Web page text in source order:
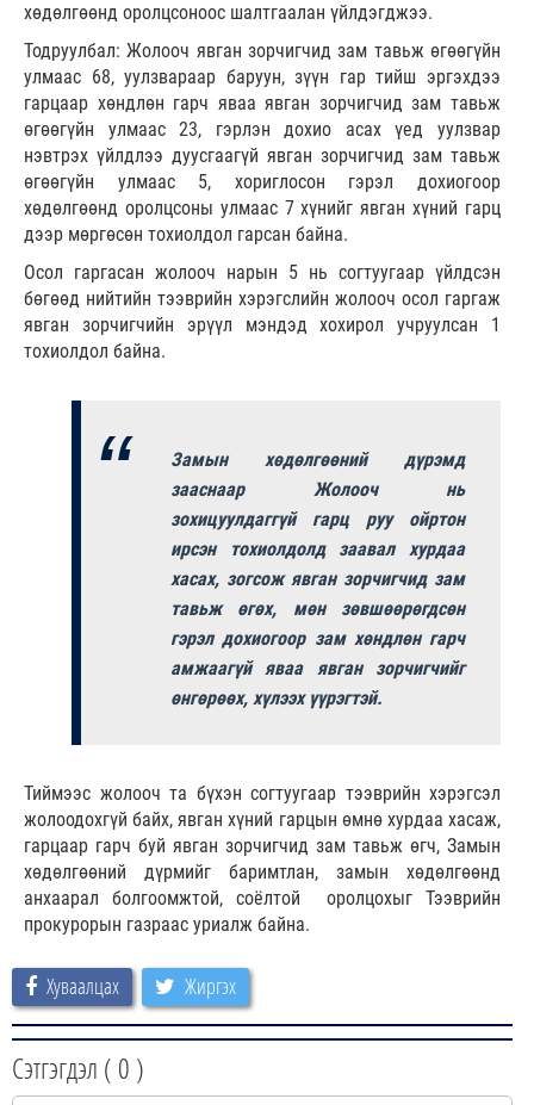
хөдөлгөөнд оролцсоноос шалтгаалан үйлдэгджээ.
Тодруулбал: Жолооч явган зорчигчид зам тавьж өгөөгүйн
улмаас 68, уулзвараар баруун, зүүн гар тийш эргэхдээ
гарцаар хөндлөн гарч яваа явган зорчигчид зам тавьж
өгөөгүйн улмаас 23, гэрлэн дохио асах үед уулзвар
нэвтрэх үйлдлээ дуусгаагүй явган зорчигчид зам тавьж
өгөөгүйн улмаас 5, хориглосон гэрэл дохиогоор
хөдөлгөөнд оролцсоны улмаас 7 хүнийг явган хүний гарц
дээр мөргөсөн тохиолдол гарсан байна.
Осол гаргасан жолооч нарын 5 нь согтуугаар үйлдсэн
бөгөөд нийтийн тээврийн хэрэгслийн жолооч осол гаргаж
явган зорчигчийн эрүүл мэндэд хохирол учруулсан 1
тохиолдол байна.
Замын хөдөлгөөний дүрэмд
зааснаар Жолооч нь
зохицуулдаггүй гарц руу ойртон
ирсэн тохиолдолд заавал хурдаа
хасах, зогсож явган зорчигчид зам
тавьж өгөх, мөн зөвшөөрөгдсөн
гэрэл дохиогоор зам хөндлөн гарч
амжаагүй яваа явган зорчигчийг
өнгөрөөх, хүлээх үүрэгтэй.
Тиймээс жолооч та бүхэн согтуугаар тээврийн хэрэгсэл
жолоодохгүй байх, явган хүний гарцын өмнө хурдаа хасаж,
гарцаар гарч буй явган зорчигчид зам тавьж өгч, Замын
хөдөлгөөний дүрмийг баримтлан, замын хөдөлгөөнд
анхаарал болгоомжтой, соёлтой оролцохыг Тээврийн
прокурорын газраас уриалж байна.
Хуваалцах Жиргэх
Сэтгэгдэл ( 0 )